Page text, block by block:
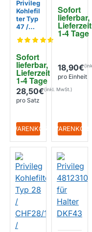
Sofort
lieferbar,
Lieferzeit
1-4 Tage
Privileg
Kohlefil
ter Typ
47 /
3 (2
28,50€
pro Satz
+ WARENKORB
Sofort
lieferbar,
Lieferzeit
1-4 Tage
18,90€
pro Einheit
+ WARENKORB